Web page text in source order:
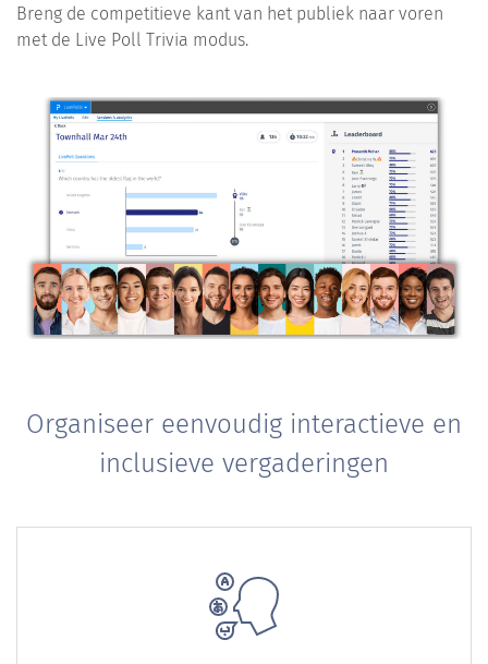
Breng de competitieve kant van het publiek naar voren
met de Live Poll Trivia modus.
Organiseer eenvoudig interactieve en
inclusieve vergaderingen